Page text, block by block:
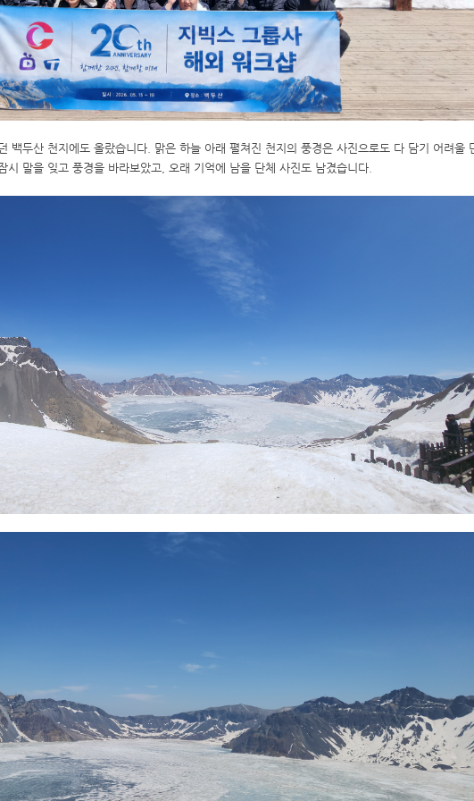
백두산 천지에도 올랐습니다. 맑은 하늘 아래 펼쳐진 천지의 풍경은 사진으로도 다 담기 어려울
시 말을 잊고 풍경을 바라보았고, 오래 기억에 남을 단체 사진도 남겼습니다.